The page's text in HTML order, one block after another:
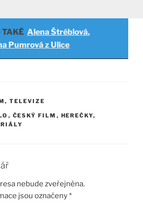
TAKÉ Alena Štréblová.
Pumrová z Ulice
TELEVIZE
, ČESKÝ FILM , HEREČKY,
nebude zveřejněna.
jsou označeny*